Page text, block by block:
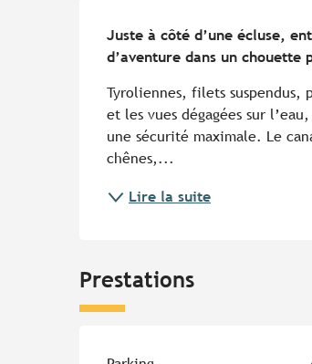
Juste à côté d’une écluse,
d’aventure dans un chouette
Tyroliennes, filets suspendus,
et les vues dégagées sur
une sécurité maximale. Le
chênes,...
Lire la suite
Prestations